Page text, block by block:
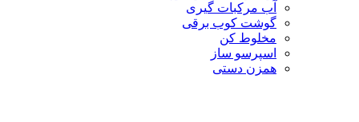
آب مرکبات گیری
گوشت کوب برقی
مخلوط کن
اسپرسو ساز
همزن دستی